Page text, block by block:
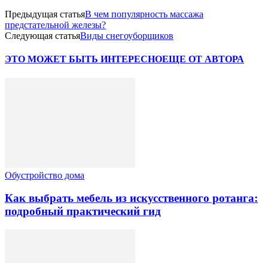
Предыдущая статьяВ чем популярность массажа
предстательной железы?
Следующая статьяВиды снегоуборщиков
ЭТО МОЖЕТ БЫТЬ ИНТЕРЕСНОЕЩЕ ОТ АВТОРА
Обустройство дома
Как выбрать мебель из искусственного ротанга:
подробный практический гид